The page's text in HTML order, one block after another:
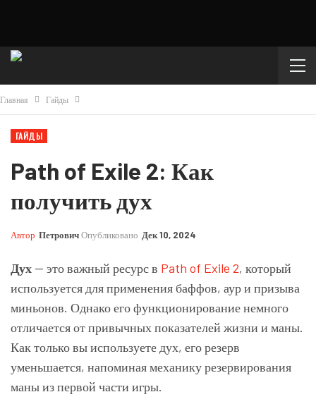
Главная Гайды
ГАЙДЫ
Path of Exile 2: Как
получить дух
Автор ПетровичОпубликовано Дек 10, 2024
Дух — это важный ресурс в Path of Exile 2, который
используется для применения баффов, аур и призыва
миньонов. Однако его функционирование немного
отличается от привычных показателей жизни и маны.
Как только вы используете дух, его резерв
уменьшается, напоминая механику резервирования
маны из первой части игры.